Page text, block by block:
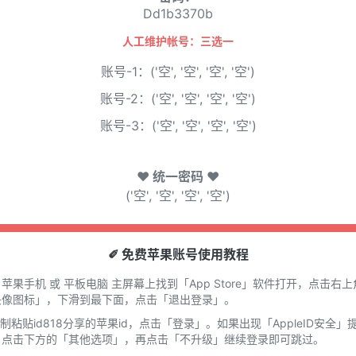
Dd1b3370b
人工维护帐号：三选一
账号-1：('空', '空', '空', '空')
账号-2：('空', '空', '空', '空')
账号-3：('空', '空', '空', '空')
♥ 统一密码 ♥
('空', '空', '空', '空')
✐ 免费苹果账号使用教程
苹果手机 或 平板电脑 主屏幕上找到「App Store」软件打开，点击右上
像图标」，下滑到最下面，点击「退出登录」。
粘贴id818分享的苹果id，点击「登录」。如果出现「AppleID安全」
击下方的「其他选项」，再点击「不升级」继续登录即可跳过。